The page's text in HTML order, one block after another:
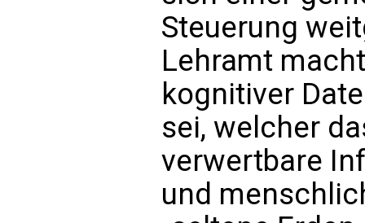
Steuerung
Lehramt
kognitiver
sei, welcher
verwertbare
und